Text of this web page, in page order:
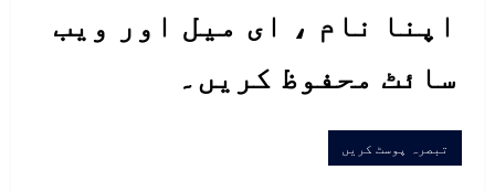
اپنا نام ، ای میل اور ویب
سائٹ محفوظ کریں۔